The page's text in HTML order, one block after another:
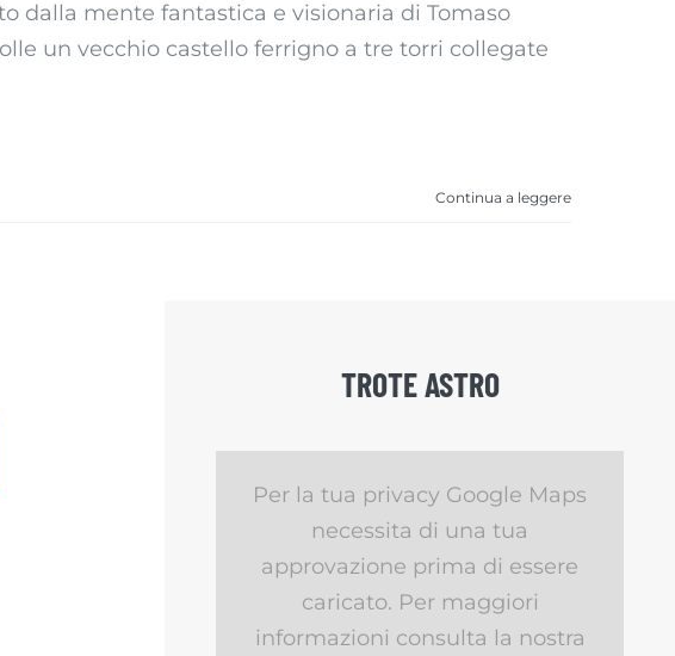
dalla mente fantastica e visionaria di Tomaso
un vecchio castello ferrigno a tre torri collegate
Continua a leggere
TROTE ASTRO
Per la tua privacy Google Maps
necessita di una tua
approvazione prima di essere
caricato. Per maggiori
informazioni consulta la nostra